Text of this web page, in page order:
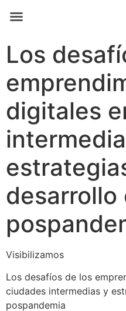
Los
digitales
desarrollo
Visibilizamos
Los desafíos de los
ciudades intermedias y
pospandemia